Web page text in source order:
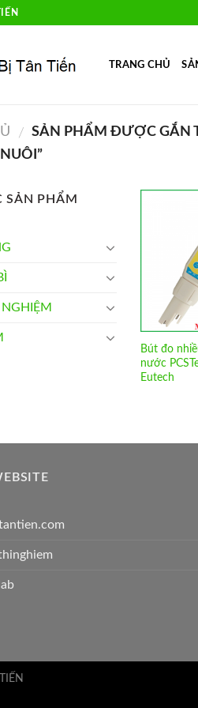
TRANG CHỦ
/ SẢN PHẨM ĐƯỢC GẮN
SẢN PHẨM
NGHIỆM
Bút đo
nước
Eutech